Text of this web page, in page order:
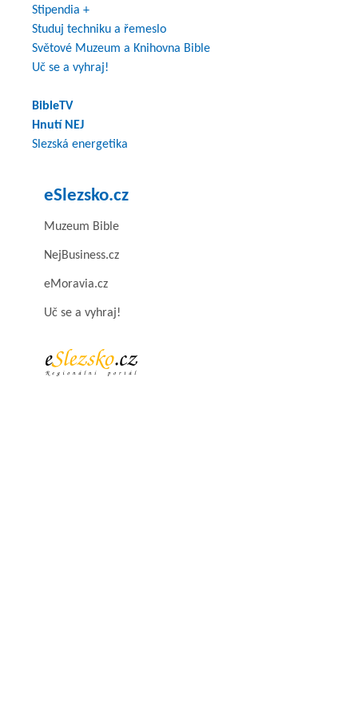
Stipendia +
Studuj techniku a řemeslo
Světové Muzeum a Knihovna Bible
Uč se a vyhraj!
BibleTV
Hnutí NEJ
Slezská energetika
eSlezsko.cz
Muzeum Bible
NejBusiness.cz
eMoravia.cz
Uč se a vyhraj!